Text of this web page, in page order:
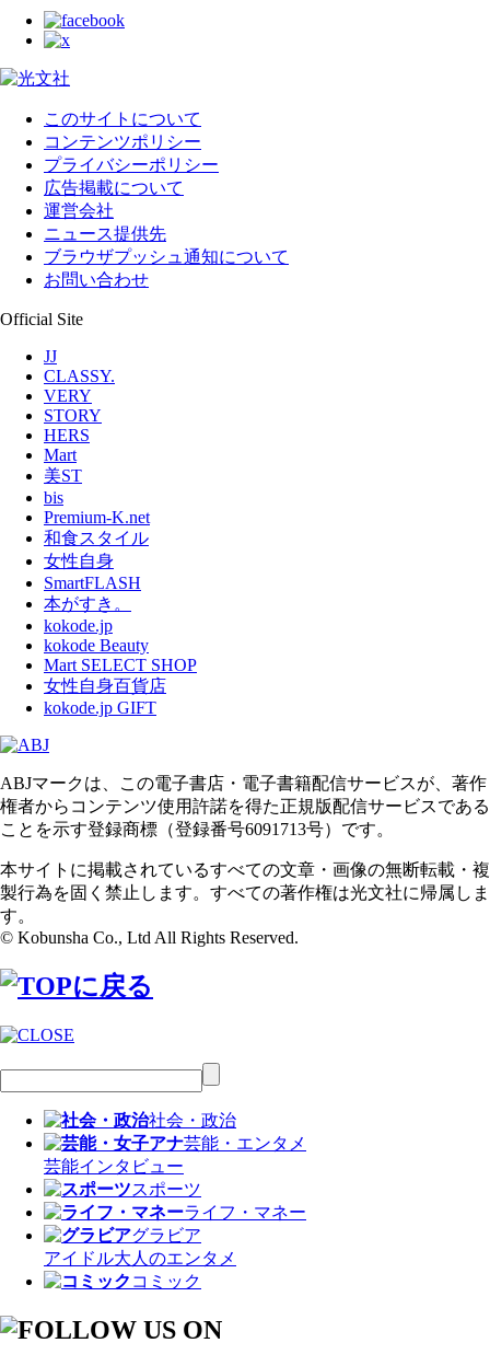
このサイトについて
コンテンツポリシー
プライバシーポリシー
広告掲載について
運営会社
ニュース提供先
ブラウザプッシュ通知について
お問い合わせ
Official Site
JJ
CLASSY.
VERY
STORY
HERS
Mart
美ST
bis
Premium-K.net
和食スタイル
女性自身
SmartFLASH
本がすき。
kokode.jp
kokode Beauty
Mart SELECT SHOP
女性自身百貨店
kokode.jp GIFT
ABJマークは、この電子書店・電子書籍配信サービスが、著作
権者からコンテンツ使用許諾を得た正規版配信サービスである
ことを示す登録商標（登録番号6091713号）です。
本サイトに掲載されているすべての文章・画像の無断転載・複
製行為を固く禁止します。すべての著作権は光文社に帰属しま
す。
© Kobunsha Co., Ltd All Rights Reserved.
社会・政治
芸能・エンタメ
芸能インタビュー
スポーツ
ライフ・マネー
グラビア
アイドル大人のエンタメ
コミック